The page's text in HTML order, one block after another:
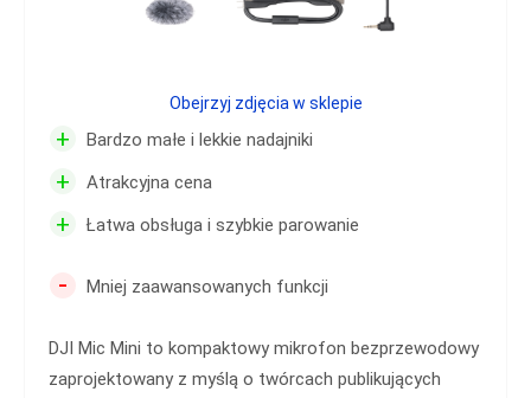
+ Bardzo małe i lekkie nadajniki
+ Atrakcyjna cena
+ Łatwa obsługa i szybkie parowanie
- Mniej zaawansowanych funkcji
DJI Mic Mini to kompaktowy mikrofon bezprzewodowy
zaprojektowany z myślą o twórcach publikujących
Obejrzyj zdjęcia w sklepie